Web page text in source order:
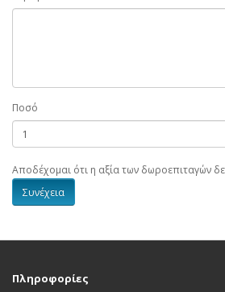
Ποσό
Αποδέχομαι ότι η αξία των δωροεπιταγών
Πληροφορίες